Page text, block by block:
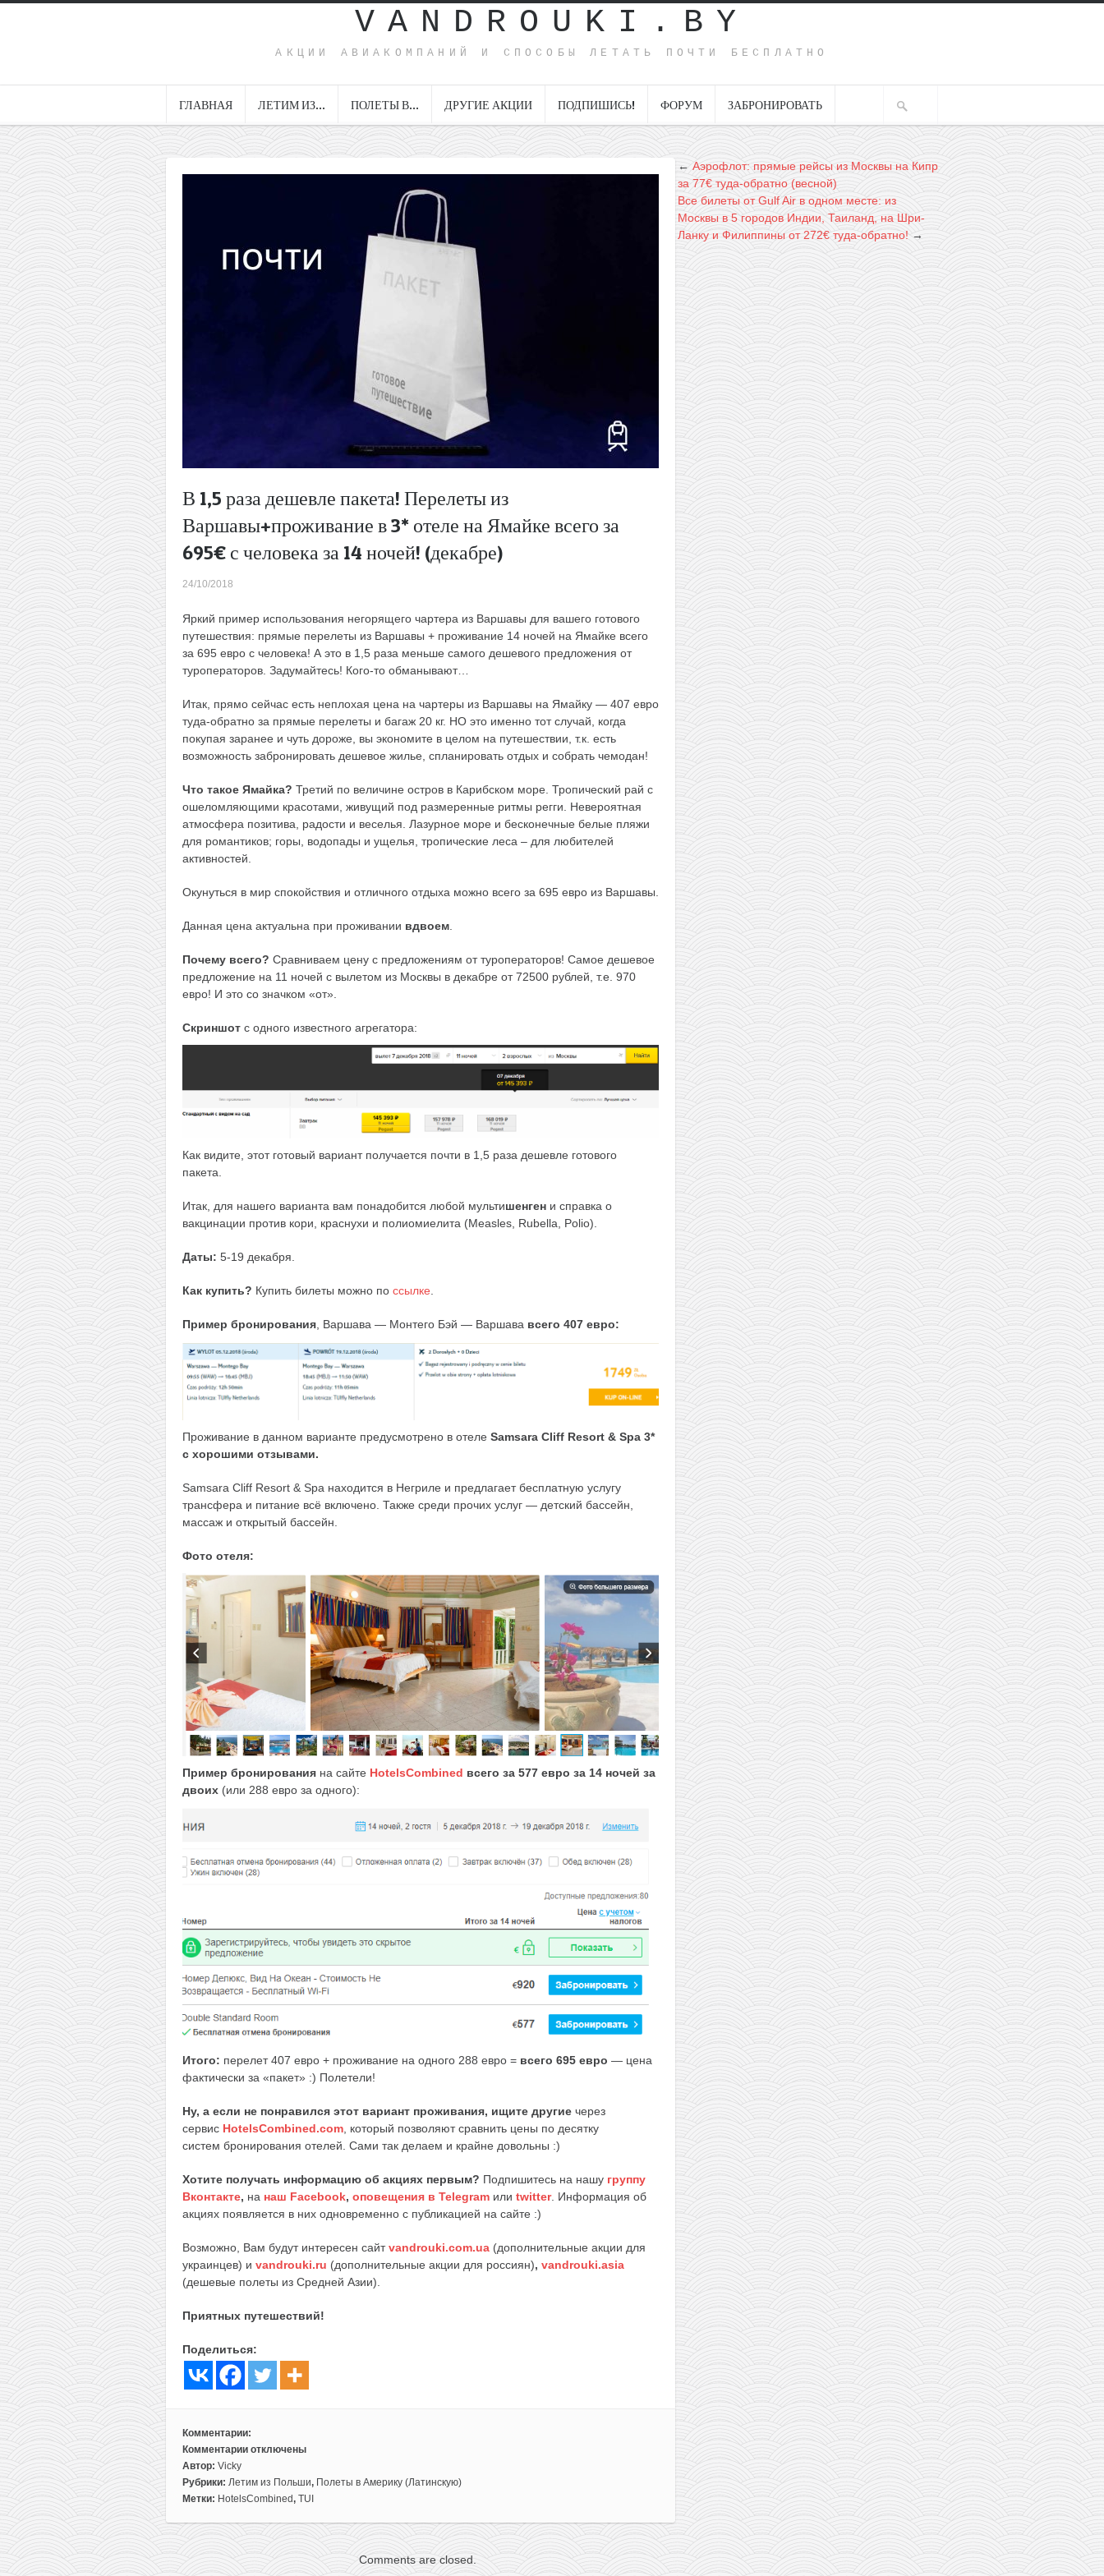
VANDROUKI.BY
АКЦИИ АВИАКОМПАНИЙ И СПОСОБЫ ЛЕТАТЬ ПОЧТИ БЕСПЛАТНО
ГЛАВНАЯ ЛЕТИМ ИЗ… ПОЛЕТЫ В… ДРУГИЕ АКЦИИ ПОДПИШИСЬ! ФОРУМ ЗАБРОНИРОВАТЬ
В 1,5 раза дешевле пакета! Перелеты из
Варшавы+проживание в 3* отеле на Ямайке всего за
695€ с человека за 14 ночей! (декабре)
24/10/2018
Яркий пример использования негорящего чартера из Варшавы для вашего готового
путешествия: прямые перелеты из Варшавы + проживание 14 ночей на Ямайке всего
за 695 евро с человека! А это в 1,5 раза меньше самого дешевого предложения от
туроператоров. Задумайтесь! Кого-то обманывают…
Итак, прямо сейчас есть неплохая цена на чартеры из Варшавы на Ямайку — 407 евро
туда-обратно за прямые перелеты и багаж 20 кг. НО это именно тот случай, когда
покупая заранее и чуть дороже, вы экономите в целом на путешествии, т.к. есть
возможность забронировать дешевое жилье, спланировать отдых и собрать чемодан!
Что такое Ямайка? Третий по величине остров в Карибском море. Тропический рай с
ошеломляющими красотами, живущий под размеренные ритмы регги. Невероятная
атмосфера позитива, радости и веселья. Лазурное море и бесконечные белые пляжи
для романтиков; горы, водопады и ущелья, тропические леса – для любителей
активностей.
Окунуться в мир спокойствия и отличного отдыха можно всего за 695 евро из Варшавы.
Данная цена актуальна при проживании вдвоем
Почему всего? Сравниваем цену с предложениям от туроператоров! Самое дешевое
предложение на 11 ночей с вылетом из Москвы в декабре от 72500 рублей, т.е. 970
евро! И это со значком «от».
Скриншот с одного известного агрегатора:
Как видите, этот готовый вариант получается почти в 1,5 раза дешевле готового
пакета.
Итак, для нашего варианта вам понадобится любой мультишенген и справка о
вакцинации против кори, краснухи и полиомиелита (Measles, Rubella, Polio).
Даты: 5-19 декабря.
Как купить? Купить билеты можно по ссылке.
Пример бронирования, Варшава — Монтего Бэй — Варшава всего 407 евро:
Проживание в данном варианте предусмотрено в отеле Samsara Cliff Resort & Spa 3*
с хорошими отзывами.
Samsara Cliff Resort & Spa находится в Негриле и предлагает бесплатную услугу
трансфера и питание всё включено. Также среди прочих услуг — детский бассейн,
массаж и открытый бассейн.
Фото отеля:
Пример бронирования на сайте HotelsCombined всего за 577 евро за 14 ночей за
двоих (или 288 евро за одного):
Итого: перелет 407 евро + проживание на одного 288 евро = всего 695 евро — цена
фактически за «пакет» :) Полетели!
Ну, а если не понравился этот вариант проживания, ищите другие через
сервис HotelsCombined.com , который позволяют сравнить цены по десятку
систем бронирования отелей. Сами так делаем и крайне довольны :)
Хотите получать информацию об акциях первым? Подпишитесь на нашу группу
Вконтакте, на наш Facebook, оповещения в Telegram или twitter. Информация об
акциях появляется в них одновременно с публикацией на сайте :)
Возможно, Вам будут интересен сайтvandrouki.com.ua (дополнительные акции для
украинцев) и vandrouki.ru (дополнительные акции для россиян), vandrouki.asia
(дешевые полеты из Средней Азии).
Приятных путешествий!
Поделиться:
Комментарии:
Комментарии
к
записи
В
раза
дешевле
пакета!
отключены
Автор: Vicky
Рубрики: Летим из Польши, Полеты в Америку (Латинскую)
Метки: HotelsCombined, TUI
Comments are closed.
←Аэрофлот: прямые рейсы из Москвы на Кипр
за 77€ туда-обратно (весной)
Все билеты от Gulf Air в одном месте: из
Москвы в 5 городов Индии, Таиланд, на Шри-
Ланку и Филиппины от 272€ туда-обратно! →